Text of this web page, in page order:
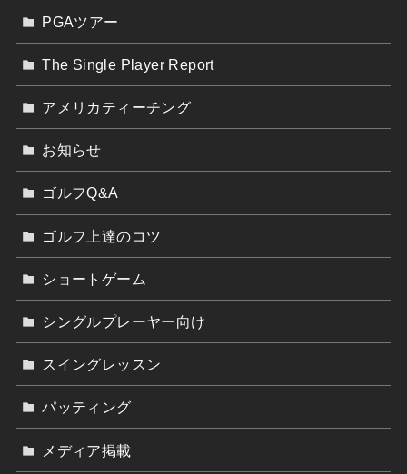
PGAツアー
The Single Player Report
アメリカティーチング
お知らせ
ゴルフQ&A
ゴルフ上達のコツ
ショートゲーム
シングルプレーヤー向け
スイングレッスン
パッティング
メディア掲載